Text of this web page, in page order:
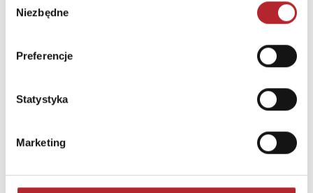
zgody
Niezbędne
Preferencje
Statystyka
Marketing
Bright Junior Media